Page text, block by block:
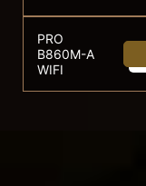
PRO
B860M-A
WIFI